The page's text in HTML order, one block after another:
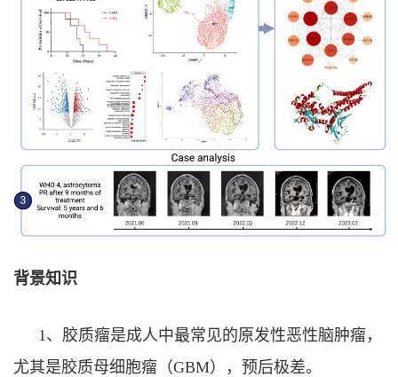
背景知识
1 、 胶质瘤是成人中最常见的原发性恶性脑肿瘤，
尤其是胶质母细胞瘤（GBM），预后极差。